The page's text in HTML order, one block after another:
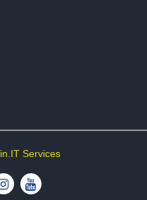
in.IT Services